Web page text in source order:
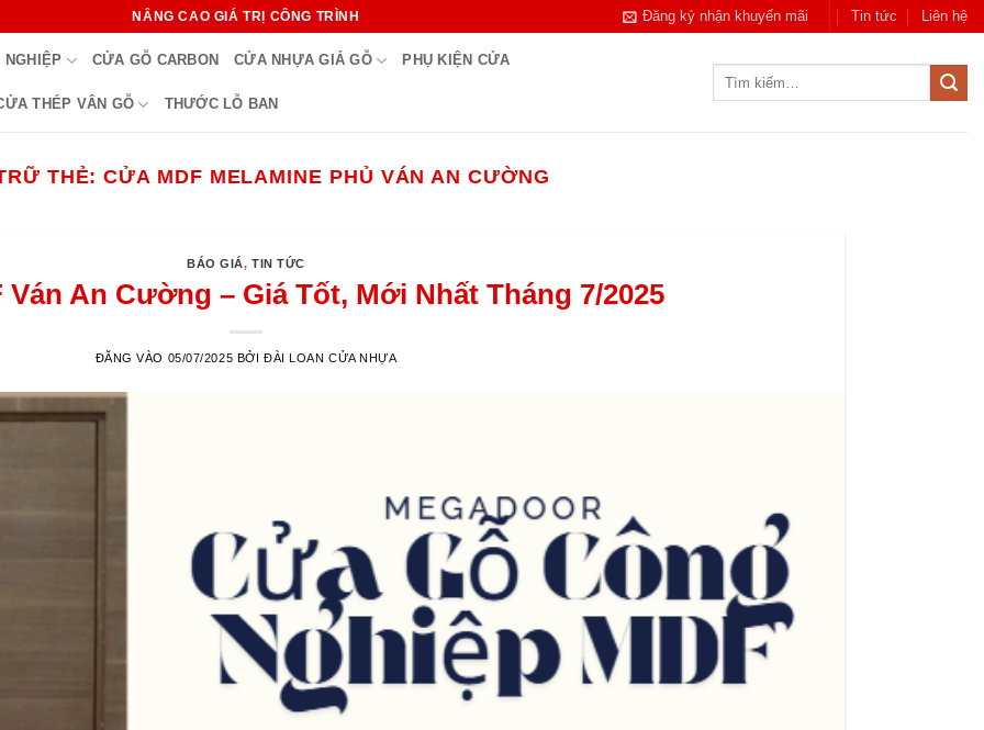
NÂNG CAO GIÁ TRỊ CÔNG TRÌNH Đăng ký nhận khuyến mãi Tin tức Liên hệ
NGHIỆP CỬA GỖ CARBON CỬA NHỰA GIẢ GỖ PHỤ KIỆN CỬA
THÉP VÂN GỖ THƯỚC LỖ BAN
THẺ:CỬA MDF MELAMINE PHỦ VÁN AN CƯỜNG
BÁO GIÁ,TIN TỨC
Ván An Cường – Giá Tốt, Mới Nhất Tháng 7/2025
ĐĂNG VÀO 05/07/2025 BỞI ĐÀI LOAN CỬA NHỰA